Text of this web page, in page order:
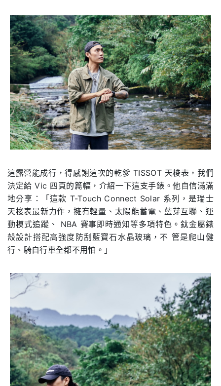
這露營能成行，得感謝這次的乾爹 TISSOT 天梭表，我們
決定給 Vic 四頁的篇幅，介紹一下這支手錶。他自信滿滿
地分享：「這款 T-Touch Connect Solar 系列，是瑞士
天梭表最新力作，擁有輕量、太陽能蓄電、藍芽互聯、運
動模式追蹤、 NBA 賽事即時通知等多項特色。鈦金屬錶
殼設計搭配高強度防刮藍寶石水晶玻璃，不 管是爬山健
行、騎自行車全都不用怕。」